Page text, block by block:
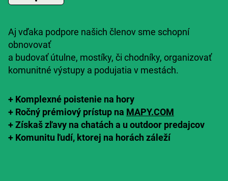
Aj vďaka podpore našich členov sme schopní
obnovovať
a budovať útulne, mostíky, či chodníky, organizovať
komunitné výstupy a podujatia v mestách.
+ Komplexné poistenie na hory
+ Ročný prémiový prístup na MAPY.COM
+Získaš zľavy na chatách a u outdoor predajcov
+ Komunitu ľudí, ktorej na horách záleží